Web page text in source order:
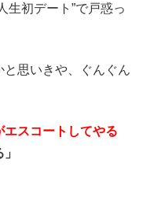
生初デート”で戸惑っ
思いきや、ぐんぐん
エスコートしてやる